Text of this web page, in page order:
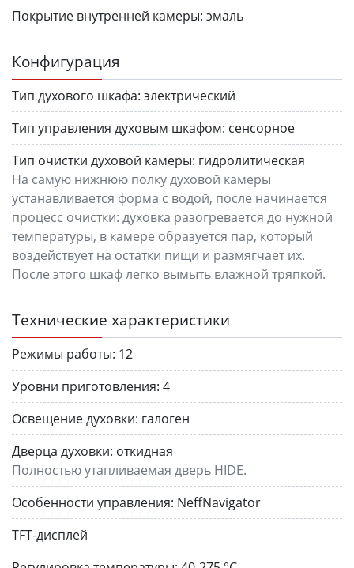
Покрытие внутренней камеры: эмаль
Конфигурация
Тип духового шкафа: электрический
Тип управления духовым шкафом: сенсорное
Тип очистки духовой камеры: гидролитическая
На самую нижнюю полку духовой камеры
устанавливается форма с водой, после начинается
процесс очистки: духовка разогревается до нужной
температуры, в камере образуется пар, который
воздействует на остатки пищи и размягчает их.
После этого шкаф легко вымыть влажной тряпкой.
Технические характеристики
Режимы работы: 12
Уровни приготовления: 4
Освещение духовки: галоген
Дверца духовки: откидная
Полностью утапливаемая дверь HIDE.
Особенности управления: NeffNavigator
TFT-дисплей